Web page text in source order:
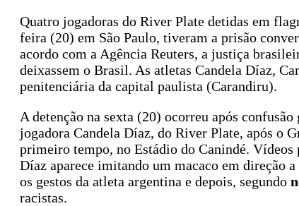
Quatro jogadoras do River Plate detidas em
feira (20) em São Paulo, tiveram a prisão
acordo com a Agência Reuters, a justiça
deixassem o Brasil. As atletas Candela Díaz,
penitenciária da capital paulista (Carandiru).
A detenção na sexta (20) ocorreu após
jogadora Candela Díaz, do River Plate, após o
primeiro tempo, no Estádio do Canindé. Vídeos
Díaz aparece imitando um macaco em direção
os gestos da atleta argentina e depois, segundo
racistas.